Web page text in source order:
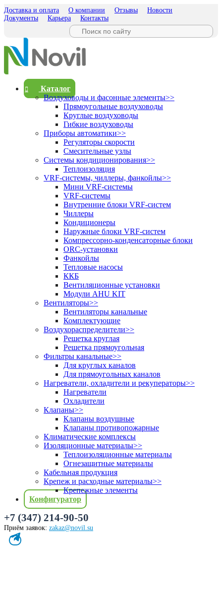
Доставка и оплата О компании Отзывы
Новости
Документы
Карьера Контакты
Каталог
Воздуховоды и фасонные элементы>>
Прямоугольные воздуховоды
Круглые воздуховоды
Гибкие воздуховоды
Приборы автоматики>>
Регуляторы скорости
Смесительные узлы
Системы кондиционирования>>
Теплоизоляция
VRF-системы, чиллеры, фанкойлы>>
Мини VRF-системы
VRF-системы
Внутренние блоки VRF-систем
Чиллеры
Кондиционеры
Наружные блоки VRF-систем
Компрессорно-конденсаторные блоки
ORC-установки
Фанкойлы
Тепловые насосы
ККБ
Вентиляционные установки
Модули AHU KIT
Вентиляторы>>
Вентиляторы канальные
Комплектующие
Воздухораспределители>>
Решетка круглая
Решетка прямоугольная
Фильтры канальные>>
Для круглых каналов
Для прямоугольных каналов
Нагреватели, охладители и рекуператоры>>
Нагреватели
Охладители
Клапаны>>
Клапаны воздушные
Клапаны противопожарные
Климатические комплексы
Изоляционные материалы>>
Теплоизоляционные материалы
Огнезащитные материалы
Кабельная продукция
Крепеж и расходные материалы>>
Крепежные элементы
Конфигуратор
+7 (347) 214-90-50
Приём заявок: zakaz@novil.su